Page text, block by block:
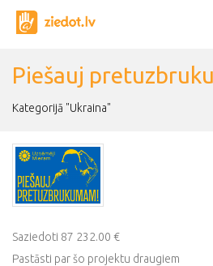
Piešauj
Kategorijā "Ukraina"
Saziedoti 87 232.00 €
Pastāsti par šo projektu draugiem